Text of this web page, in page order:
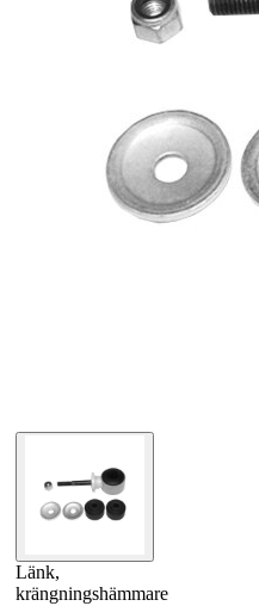
Länk,
krängningshämmare